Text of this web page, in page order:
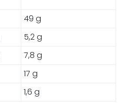
49 g
5,2 g
7,8 g
17 g
1,6 g